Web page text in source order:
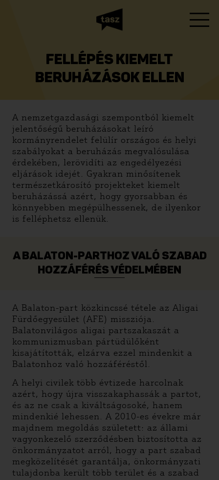
FELLÉPÉS KIEMELT
BERUHÁZÁSOK ELLEN
A nemzetgazdasági szempontból kiemelt
jelentőségű beruházásokat leíró
kormányrendelet felülír országos és helyi
szabályokat a beruházás megvalósulása
érdekében, lerövidíti az engedélyezési
eljárások idejét. Gyakran minősítenek
természetkárosító projekteket kiemelt
beruházássá azért, hogy gyorsabban és
könnyebben megépülhessenek, de ilyenkor
is felléphetsz ellenük.
A BALATON-PARTHOZ VALÓ SZABAD
HOZZÁFÉRÉS VÉDELMÉBEN
A Balaton-part közkincssé tétele az Aligai
Fürdőegyesület (AFE) missziója.
Balatonvilágos aligai partszakaszát a
kommunizmusban pártüdülőként
kisajátították, elzárva ezzel mindenkit a
Balatonhoz való hozzáféréstől.
A helyi civilek több évtizede harcolnak
azért, hogy újra visszakaphassák a partot,
és az ne csak a kiváltságosoké, hanem
mindenkié lehessen. A 2010-es évekre már
majdnem megoldás született: az állami
vagyonkezelő szerződésben biztosította az
önkormányzatot arról, hogy a part szabad
megközelítését garantálja, önkormányzati
tulajdonba került több terület és a szabad